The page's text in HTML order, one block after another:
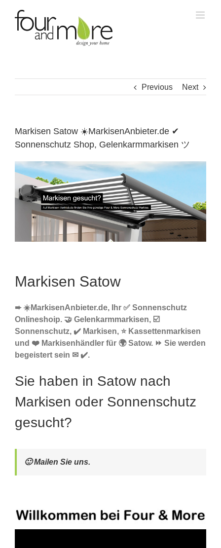
content
Previous Next
Markisen Satow ☀️MarkisenAnbieter.de ✔
Sonnenschutz Shop, Gelenkarmmarkisen ツ
Markisen Satow
➨ ☀️MarkisenAnbieter.de, Ihr ✅ Sonnenschutz
Onlineshoip. 🤝 Gelenkarmmarkisen, ☑️
Sonnenschutz, ✔️ Markisen, ⭐ Kassettenmarkisen
und ❤️ Markisenhändler für 🌍 Satow. ⏩ Sie werden
begeistert sein ✉ ✔️.
Sie haben in Satow nach
Markisen oder Sonnenschutz
gesucht?
🙂 Mailen Sie uns.